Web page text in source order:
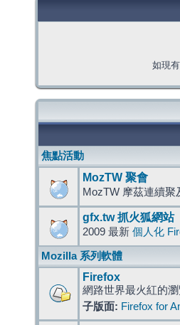
如現
焦點活動
MozTW 聚會
MozTW 摩茲連續
gfx.tw 抓火狐網站
2009 最新 個人化
Mozilla 系列軟體
Firefox
網路世界最火紅的
子版面: Firefox for